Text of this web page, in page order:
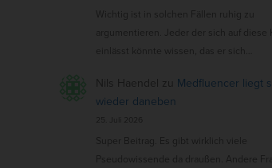
Wichtig ist in solchen Fällen ruhig zu
argumentieren. Jeder der sich auf diese
einlässt könnte wissen, das er sich…
Nils Haendel zu Medfluencer liegt
wieder daneben
25. Juli 2026
Super Beitrag. Es gibt wirklich viele
Pseudowissende da draußen. Andere